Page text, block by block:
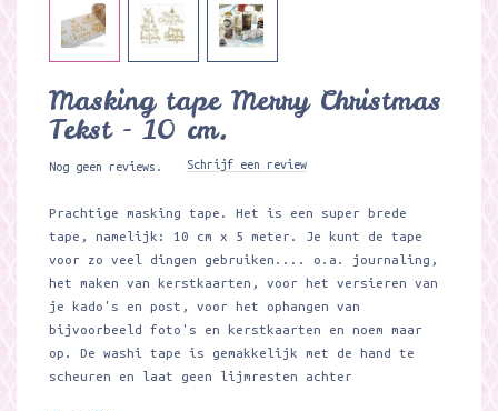
Masking tape Merry Christmas
Tekst - 10 cm.
Nog geen reviews. Schrijf een review
Prachtige masking tape. Het is een super brede
tape, namelijk: 10 cm x 5 meter. Je kunt de tape
voor zo veel dingen gebruiken.... o.a. journaling,
het maken van kerstkaarten, voor het versieren van
je kado's en post, voor het ophangen van
bijvoorbeeld foto's en kerstkaarten en noem maar
op. De washi tape is gemakkelijk met de hand te
scheuren en laat geen lijmresten achter